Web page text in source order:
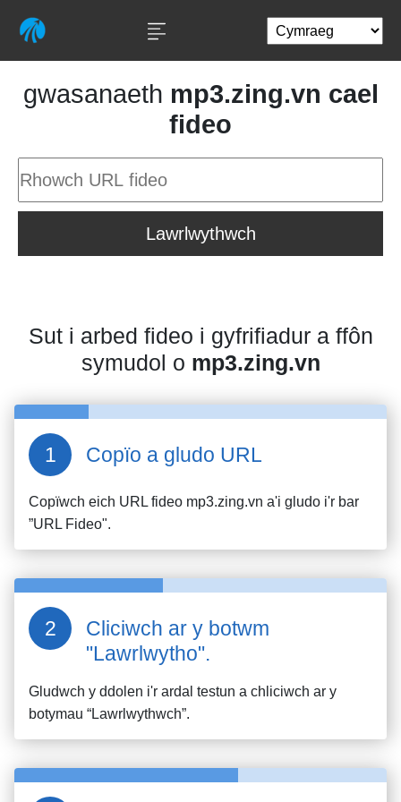
gwasanaeth mp3.zing.vn cael
fideo
Lawrlwythwch
Sut i arbed fideo i gyfrifiadur a ffôn
symudol o mp3.zing.vn
Copïo a gludo URL
Copïwch eich URL fideo mp3.zing.vn a'i gludo i'r bar
”URL Fideo".
Cliciwch ar y botwm
"Lawrlwytho".
Gludwch y ddolen i'r ardal testun a chliciwch ar y
botymau “Lawrlwythwch”.